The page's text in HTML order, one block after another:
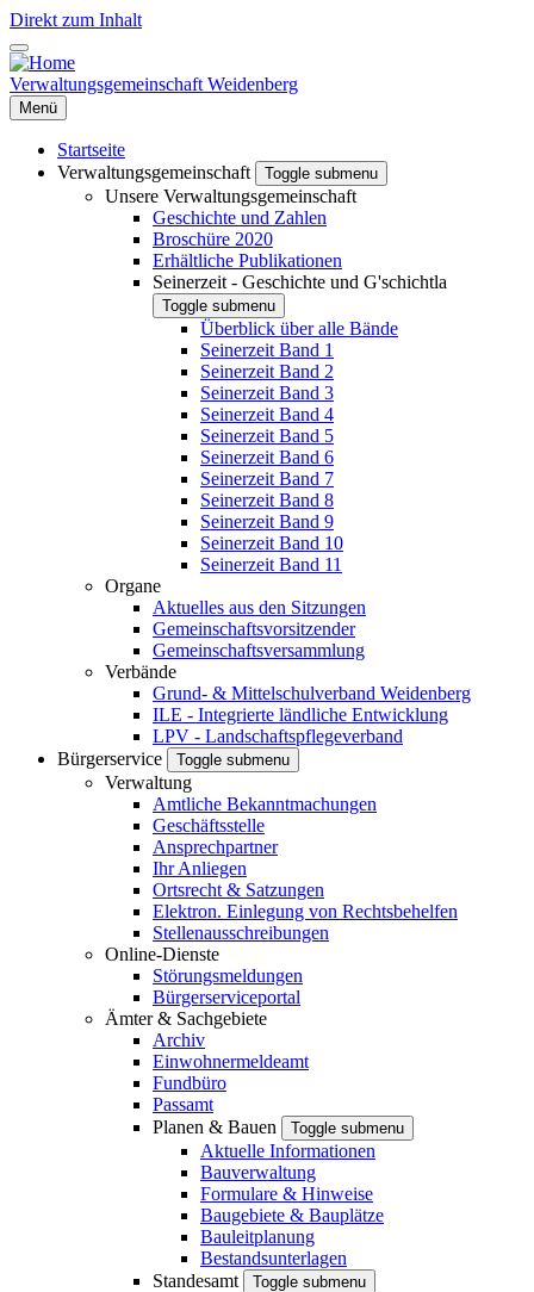
Direkt zum Inhalt
Verwaltungsgemeinschaft Weidenberg
Menü
Startseite
Verwaltungsgemeinschaft
Toggle submenu
Unsere Verwaltungsgemeinschaft
Geschichte und Zahlen
Broschüre 2020
Erhältliche Publikationen
Seinerzeit - Geschichte und G'schichtla
Toggle submenu
Überblick über alle Bände
Seinerzeit Band 1
Seinerzeit Band 2
Seinerzeit Band 3
Seinerzeit Band 4
Seinerzeit Band 5
Seinerzeit Band 6
Seinerzeit Band 7
Seinerzeit Band 8
Seinerzeit Band 9
Seinerzeit Band 10
Seinerzeit Band 11
Organe
Aktuelles aus den Sitzungen
Gemeinschaftsvorsitzender
Gemeinschaftsversammlung
Verbände
Grund- & Mittelschulverband Weidenberg
ILE - Integrierte ländliche Entwicklung
LPV - Landschaftspflegeverband
Bürgerservice
Toggle submenu
Verwaltung
Amtliche Bekanntmachungen
Geschäftsstelle
Ansprechpartner
Ihr Anliegen
Ortsrecht & Satzungen
Elektron. Einlegung von Rechtsbehelfen
Stellenausschreibungen
Online-Dienste
Störungsmeldungen
Bürgerserviceportal
Ämter & Sachgebiete
Archiv
Einwohnermeldeamt
Fundbüro
Passamt
Planen & Bauen
Toggle submenu
Aktuelle Informationen
Bauverwaltung
Formulare & Hinweise
Baugebiete & Bauplätze
Bauleitplanung
Bestandsunterlagen
Standesamt
Toggle submenu